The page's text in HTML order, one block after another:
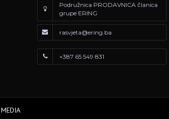
Podružnica PRODAVNICA članica
grupe ERING
rasvjeta@ering.ba
+387 65 549 831
MEDIA